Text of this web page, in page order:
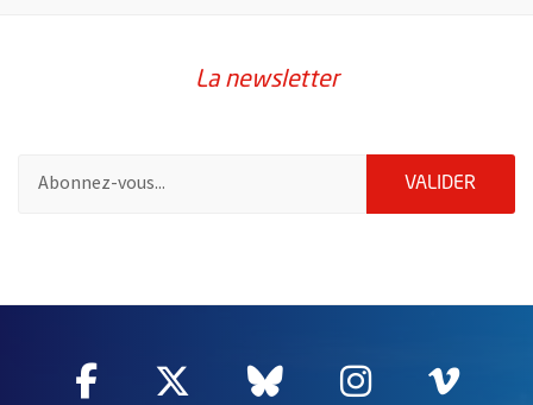
La newsletter
VALIDER
Facebook
, Ouvre une nouvelle fenêtre
Twitter
, Ouvre une nouvelle
Bluesky
, Ouvre une
Instagram
, Ouvre
,